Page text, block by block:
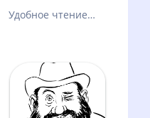
Удобное чтение